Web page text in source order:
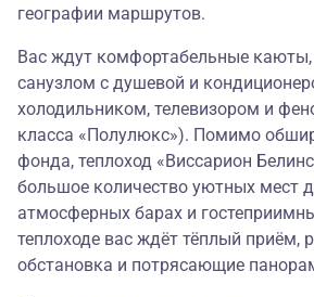
географии маршрутов.
Вас ждут комфортабельные
санузлом с душевой и
холодильником, телевизором и
класса «Полулюкс»). Помимо
фонда, теплоход «Виссарион
большое количество уютных мест
атмосферных барах и
теплоходе вас ждёт тёплый приём,
обстановка и потрясающие